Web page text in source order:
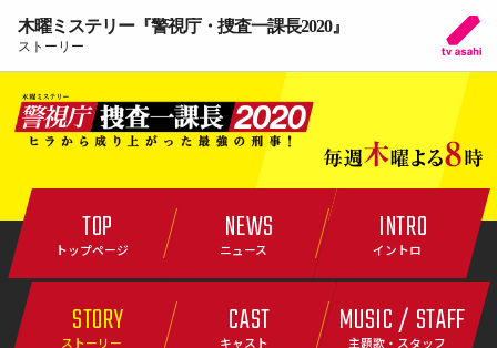
木曜ミステリー『警視庁・捜査一課長2020』
ストーリー
TOP
トップページ
NEWS
ニュース
INTRO
イントロ
STORY
ストーリー
CAST
キャスト
MUSIC / STAFF
主題歌・スタッフ